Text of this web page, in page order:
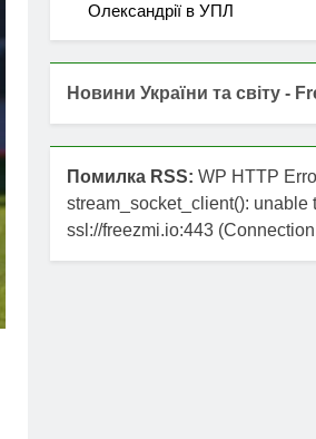
Олександрії в УПЛ
Новини України та світу -
Помилка RSS: WP HTTP
stream_socket_client(): unable
ssl://freezmi.io:443